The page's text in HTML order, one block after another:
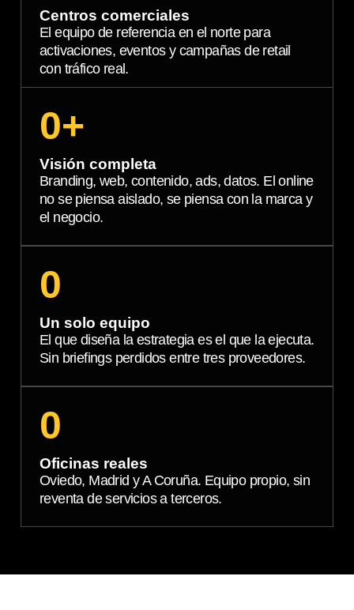
Centros comerciales
El equipo de referencia en el norte para
activaciones, eventos y campañas de retail
con tráfico real.
Visión completa
0+
Branding, web, contenido, ads, datos. El online
no se piensa aislado, se piensa con la marca y
el negocio.
Un solo equipo
0
El que diseña la estrategia es el que la ejecuta.
Sin briefings perdidos entre tres proveedores.
Oficinas reales
0
Oviedo, Madrid y A Coruña. Equipo propio, sin
reventa de servicios a terceros.